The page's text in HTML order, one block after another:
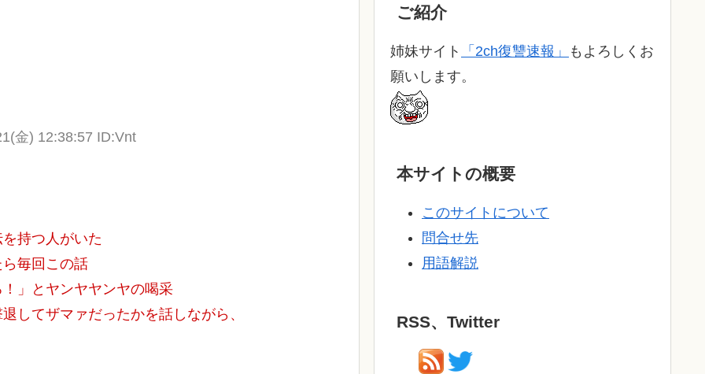
金) 12:38:57 ID:Vnt
持つ人がいた
毎回この話
」とヤンヤヤンヤの喝采
してザマァだったかを話しながら、
ご紹介
姉妹サイト 「2ch復讐速報」
もよろしくお
願いします。
本サイトの概要
このサイトについて
問合せ先
用語解説
RSS、Twitter